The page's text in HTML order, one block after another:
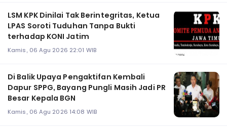
LSM KPK Dinilai Tak Berintegritas, Ketua
LPAS Soroti Tuduhan Tanpa Bukti
terhadap KONI Jatim
Kamis, 06 Agu 2026 22:01 WIB
Di Balik Upaya Pengaktifan Kembali
Dapur SPPG, Bayang Pungli Masih Jadi PR
Besar Kepala BGN
Kamis, 06 Agu 2026 14:08 WIB